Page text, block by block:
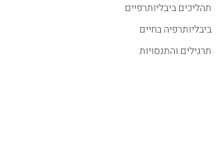
תהליכים ביבליותרפיים
ביבליותרפיה בחיים
תרגילים והתנסויות